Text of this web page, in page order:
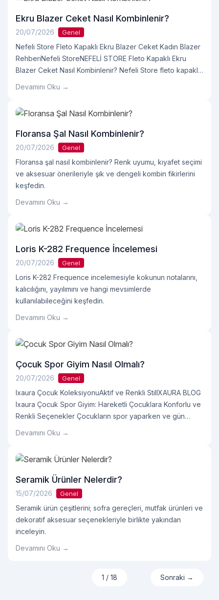
Ekru Blazer Ceket Nasıl Kombinlenir?
20/07/2026 Genel
Nefeli Store Fleto Kapaklı Ekru Blazer Ceket Kadın Blazer
RehberiNefeli StoreNEFELİ STORE Fleto Kapaklı Ekru
Blazer Ceket Nasıl Kombinlenir? Nefeli Store fleto kapaklı
CeketRenk: Ekru Nefeli Store Fleto Kapaklı Ekru Blazer
CeketEkruOkumaya devam et "Ekru Blazer Ceket Nasıl
Kombinlenir?"
Devamını Oku →
Floransa Şal Nasıl Kombinlenir?
20/07/2026 Genel
Floransa şal nasıl kombinlenir? Renk uyumu, kıyafet seçimi
ve aksesuar önerileriyle şık ve dengeli kombin fikirlerini
keşfedin.
Devamını Oku →
Loris K-282 Frequence İncelemesi
20/07/2026 Genel
Loris K-282 Frequence incelemesiyle kokunun notalarını,
kalıcılığını, yayılımını ve hangi mevsimlerde
kullanılabileceğini keşfedin.
Devamını Oku →
Çocuk Spor Giyim Nasıl Olmalı?
20/07/2026 Genel
Ixaura Çocuk KoleksiyonuAktif ve Renkli StilIXAURA BLOG
Ixaura Çocuk Spor Giyim: Hareketli Çocuklara Konforlu ve
Renkli Seçenekler Çocukların spor yaparken ve gün
Giyim Kategori: Çocuk GiyimYaş: 6–14Stil: Spor ve Aktif
Hareket Özgürlüğüne Renk KatınTenis, dans,
Devamını Oku →
Seramik Ürünler Nelerdir?
15/07/2026 Genel
Seramik ürün çeşitlerini; sofra gereçleri, mutfak ürünleri ve
dekoratif aksesuar seçenekleriyle birlikte yakından
inceleyin.
Devamını Oku →
1 / 18 Sonraki →